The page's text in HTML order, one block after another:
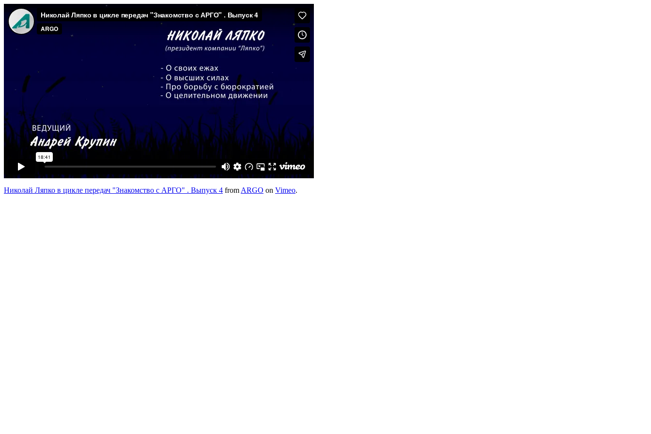
Николай Ляпко в цикле передач "Знакомство с АРГО" . Выпуск 4 from ARGO on Vimeo.